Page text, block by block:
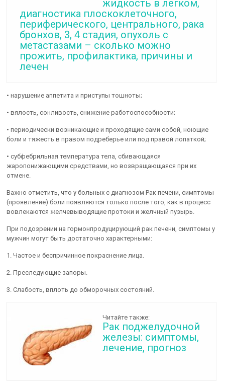
жидкость в легком,
диагностика плоскоклеточного,
периферического, центрального, рака
бронхов, 3, 4 стадия, опухоль с
метастазами – сколько можно
прожить, профилактика, причины и
лечен
• нарушение аппетита и приступы тошноты;
• вялость, сонливость, снижение работоспособности;
• периодически возникающие и проходящие сами собой, ноющие
боли и тяжесть в правом подреберье или под правой лопаткой;
• субфебрильная температура тела, сбивающаяся
жаропонижающими средствами, но возвращающаяся при их
отмене.
Важно отметить, что у больных с диагнозом Рак печени, симптомы
(проявление) боли появляются только после того, как в процесс
вовлекаются желчевыводящие протоки и желчный пузырь.
При подозрении на гормонпродуцирующий рак печени, симптомы у
мужчин могут быть достаточно характерными:
1. Частое и беспричинное покраснение лица.
2. Преследующие запоры.
3. Слабость, вплоть до обморочных состояний.
Читайте также:
Рак поджелудочной
железы: симптомы,
лечение, прогноз